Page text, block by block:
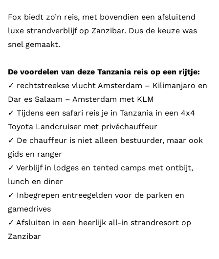
Fox biedt zo’n reis, met bovendien een afsluitend
luxe strandverblijf op Zanzibar. Dus de keuze was
snel gemaakt.
De voordelen van deze Tanzania reis op een rijtje:
✓ rechtstreekse vlucht Amsterdam – Kilimanjaro en
Dar es Salaam – Amsterdam met KLM
✓ Tijdens een safari reis je in Tanzania in een 4x4
Toyota Landcruiser met privéchauffeur
✓ De chauffeur is niet alleen bestuurder, maar ook
gids en ranger
✓ Verblijf in lodges en tented camps met ontbijt,
lunch en diner
✓ Inbegrepen entreegelden voor de parken en
gamedrives
✓ Afsluiten in een heerlijk all-in strandresort op
Zanzibar